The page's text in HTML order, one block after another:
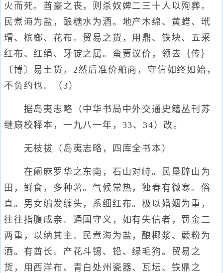
火而死。酋豪之丧，则杀奴婢二三十人以殉葬。
民煮海为盐，酿糖水为酒。地产木绵、黄蜡、玳
瑁、槟榔、花布。贸易之货，用鼎、铁块、五采
红布、红绢、牙锭之属。蛮贾议价，领去｛传｝
〔博〕易土货，2然后准价舶商，守信如终如始，
不负约也。（3）
据岛夷志略（中华书局中外交通史籍丛刊苏
继庼校释本，一九八一年，33、34）改。
无枝拔（岛夷志略，四库全书本）
在阚麻罗华之东南，石山对峙。民垦辟山为
田，鲜食，多种薯。气候常热，独春有微寒。俗
直。男女编发缠头，系细红布。极以婚姻为重，
往往指腹成亲。通国守义，如有失信者，罚金二
两重，以纳其主。民煮海为盐，酿椰浆、蕨粉为
酒。有酋长。产花斗锡、铅、绿毛狗。贸易之
货，用西洋布、青白处州瓷器、瓦坛、铁鼎之